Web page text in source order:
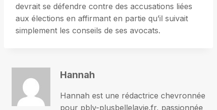
devrait se défendre contre des accusations liées
aux élections en affirmant en partie qu’il suivait
simplement les conseils de ses avocats.
Hannah
Hannah est une rédactrice chevronnée
pour pblv-plusbellelavie.fr, passionnée